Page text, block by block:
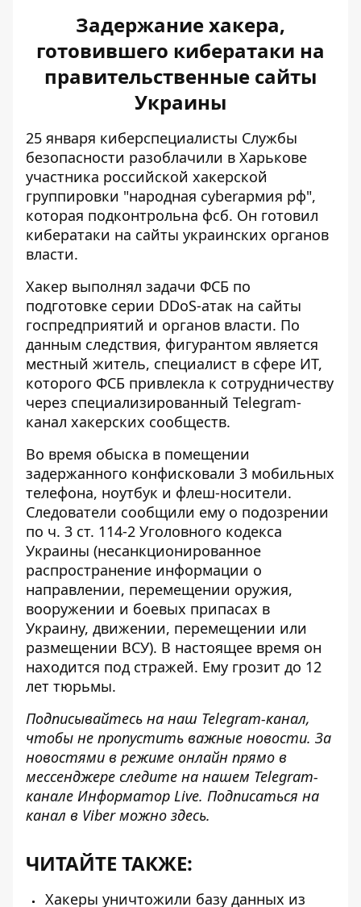
Задержание хакера,
готовившего кибератаки на
правительственные сайты
Украины
25 января киберспециалисты Службы
безопасности разоблачили в Харькове
участника российской хакерской
группировки "народная сyberармия рф",
которая подконтрольна фсб. Он готовил
кибератаки на сайты украинских органов
власти.
Хакер выполнял задачи ФСБ по
подготовке серии DDoS-атак на сайты
госпредприятий и органов власти. По
данным следствия, фигурантом является
местный житель, специалист в сфере ИТ,
которого ФСБ привлекла к сотрудничеству
через специализированный Telegram-
канал хакерских сообществ.
Во время обыска в помещении
задержанного конфисковали 3 мобильных
телефона, ноутбук и флеш-носители.
Следователи сообщили ему о подозрении
по ч. 3 ст. 114-2 Уголовного кодекса
Украины (несанкционированное
распространение информации о
направлении, перемещении оружия,
вооружении и боевых припасах в
Украину, движении, перемещении или
размещении ВСУ). В настоящее время он
находится под стражей. Ему грозит до 12
лет тюрьмы.
Подписывайтесь на наш Telegram-канал,
чтобы не пропустить важные новости. За
новостями в режиме онлайн прямо в
мессенджере следите на нашем Telegram-
канале Информатор Live. Подписаться на
канал в Viber можно здесь.
ЧИТАЙТЕ ТАКЖЕ:
Хакеры уничтожили базу данных из